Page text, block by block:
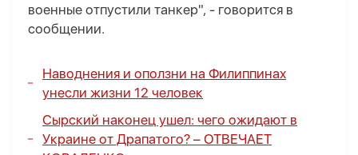
военные отпустили танкер", - говорится в
сообщении.
Наводнения и оползни на Филиппинах
унесли жизни 12 человек
Сырский наконец ушел: чего ожидают в
Украине от Драпатого? – ОТВЕЧАЕТ